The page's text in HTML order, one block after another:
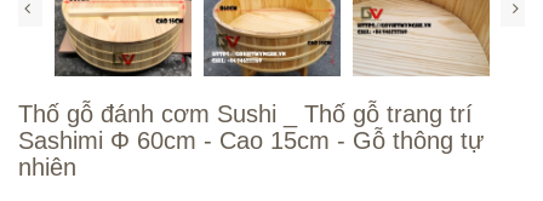
Thố gỗ đánh cơm Sushi _ Thố gỗ trang trí
Sashimi Φ 60cm - Cao 15cm - Gỗ thông tự
nhiên